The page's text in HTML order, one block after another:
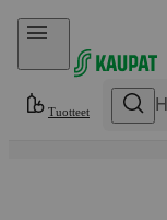
Hyppää sisältöön
Tuotteet